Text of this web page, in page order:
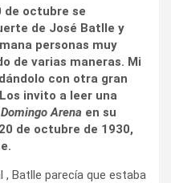
de octubre se
de José Batlle y
personas muy
de varias maneras. Mi
con otra gran
invito a leer una
Domingo Arena en su
de octubre de 1930,
, Batlle parecía que estaba